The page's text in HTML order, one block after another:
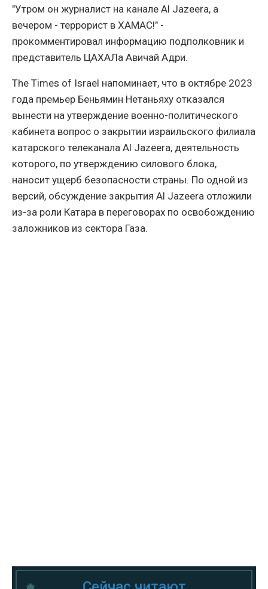
"Утром он журналист на канале Al Jazeera, а
вечером - террорист в ХАМАС!" -
прокомментировал информацию подполковник и
представитель ЦАХАЛа Авичай Адри.
The Times of Israel напоминает, что в октябре 2023
года премьер Беньямин Нетаньяху отказался
вынести на утверждение военно-политического
кабинета вопрос о закрытии израильского филиала
катарского телеканала Al Jazeera, деятельность
которого, по утверждению силового блока,
наносит ущерб безопасности страны. По одной из
версий, обсуждение закрытия Al Jazeera отложили
из-за роли Катара в переговорах по освобождению
заложников из сектора Газа.